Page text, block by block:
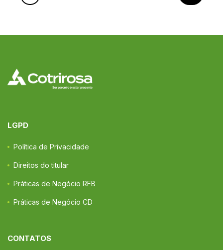
LGPD
Política de Privacidade
Direitos do titular
Práticas de Negócio RFB
Práticas de Negócio CD
CONTATOS